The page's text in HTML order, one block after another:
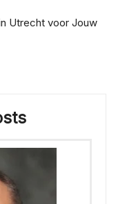
Utrecht voor Jouw